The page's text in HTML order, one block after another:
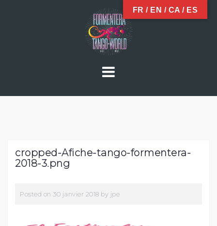
cropped-Afiche-tango-formentera-
2018-3.png
Posted on 30 janvier 2018 by jpe
FR / EN / CA / ES